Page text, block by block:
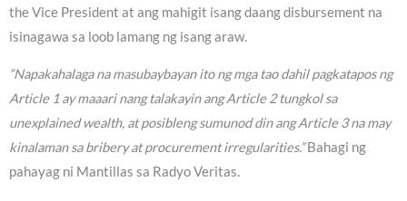
the Vice President at ang mahigit isang daang disbursement na
isinagawa sa loob lamang ng isang araw.
“Napakahalaga na masubaybayan ito ng mga tao dahil pagkatapos ng
Article 1 ay maaari nang talakayin ang Article 2 tungkol sa
unexplained wealth, at posibleng sumunod din ang Article 3 na may
kinalaman sa bribery at procurement irregularities.”Bahagi ng
pahayag ni Mantillas sa Radyo Veritas.